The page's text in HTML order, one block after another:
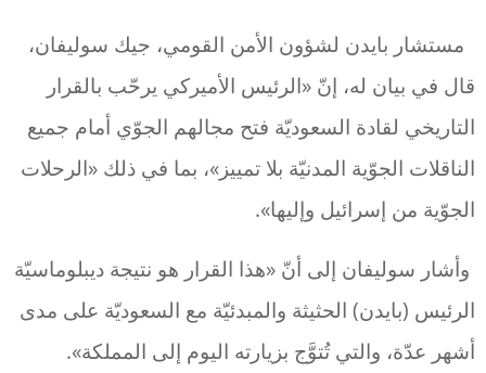
مستشار بايدن لشؤون الأمن القومي، جيك سوليفان،
قال في بيان له، إنّ «الرئيس الأميركي يرحّب بالقرار
التاريخي لقادة السعوديّة فتح مجالهم الجوّي أمام جميع
الناقلات الجوّية المدنيّة بلا تمييز»، بما في ذلك «الرحلات
الجوّية من إسرائيل وإليها».
وأشار سوليفان إلى أنّ «هذا القرار هو نتيجة ديبلوماسيّة
الرئيس (بايدن) الحثيثة والمبدئيّة مع السعوديّة على مدى
أشهر عدّة، والتي تُتوَّج بزيارته اليوم إلى المملكة».